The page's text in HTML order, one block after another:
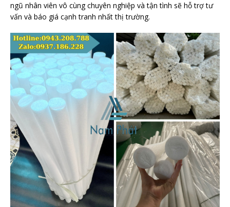
ngũ nhân viên vô cùng chuyên nghiệp và tận tình sẽ hỗ trợ tư
vấn và báo giá cạnh tranh nhất thị trường.